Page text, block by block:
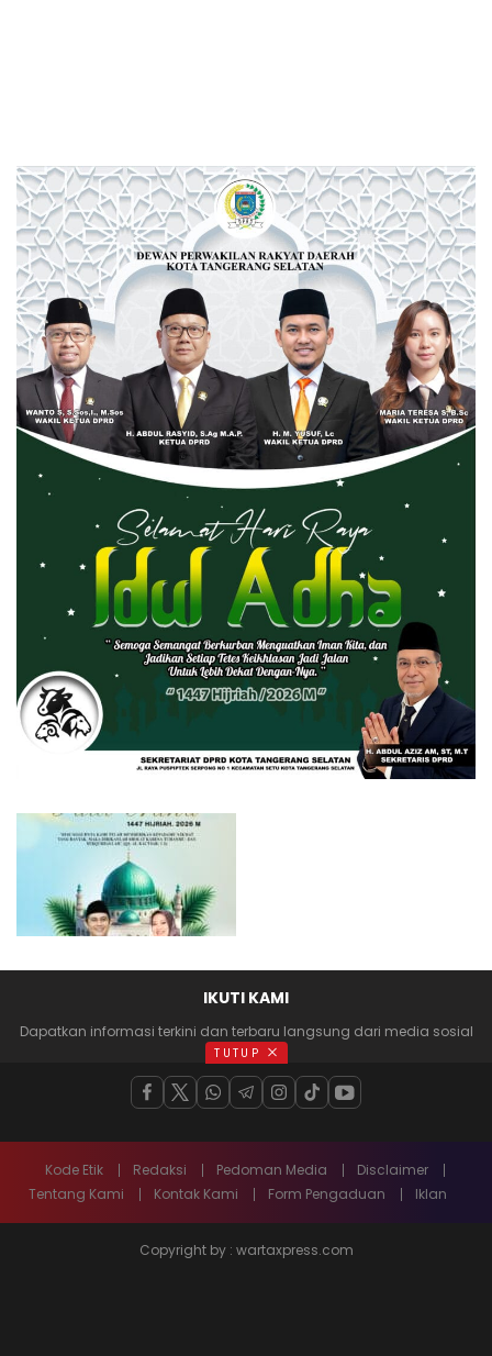
IKUTI KAMI
Dapatkan informasi terkini dan terbaru langsung dari media sosial
anda
Kode Etik Redaksi Pedoman Media
Disclaimer
Tentang Kami
Kontak Kami Form Pengaduan Iklan
Copyright by : wartaxpress.com
TUTUP